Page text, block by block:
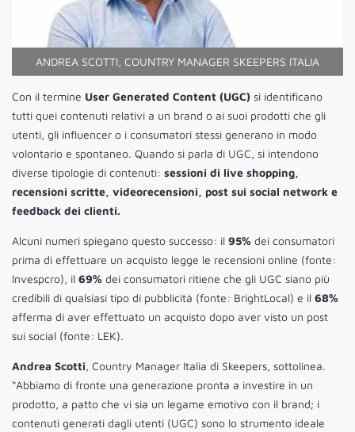
ANDREA SCOTTI, COUNTRY MANAGER SKEEPERS ITALIA
Con il termine User Generated Content (UGC) si identificano
tutti quei contenuti relativi a un brand o ai suoi prodotti che gli
utenti, gli influencer o i consumatori stessi generano in modo
volontario e spontaneo. Quando si parla di UGC, si intendono
diverse tipologie di contenuti: sessioni di live shopping,
recensioni scritte, videorecensioni, post sui social network e
feedback dei clienti.
Alcuni numeri spiegano questo successo: il 95% dei consumatori
prima di effettuare un acquisto legge le recensioni online (fonte:
Invespcro), il 69% dei consumatori ritiene che gli UGC siano più
credibili di qualsiasi tipo di pubblicità (fonte: BrightLocal) e il 68%
afferma di aver effettuato un acquisto dopo aver visto un post
sui social (fonte: LEK).
Andrea Scotti, Country Manager Italia di Skeepers, sottolinea.
“Abbiamo di fronte una generazione pronta a investire in un
prodotto, a patto che vi sia un legame emotivo con il brand; i
contenuti generati dagli utenti (UGC) sono lo strumento ideale